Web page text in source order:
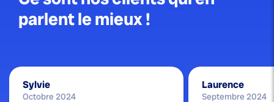
parlent le mieux !
Sylvie
Octobre 2024
Laurence
Septembre 2024